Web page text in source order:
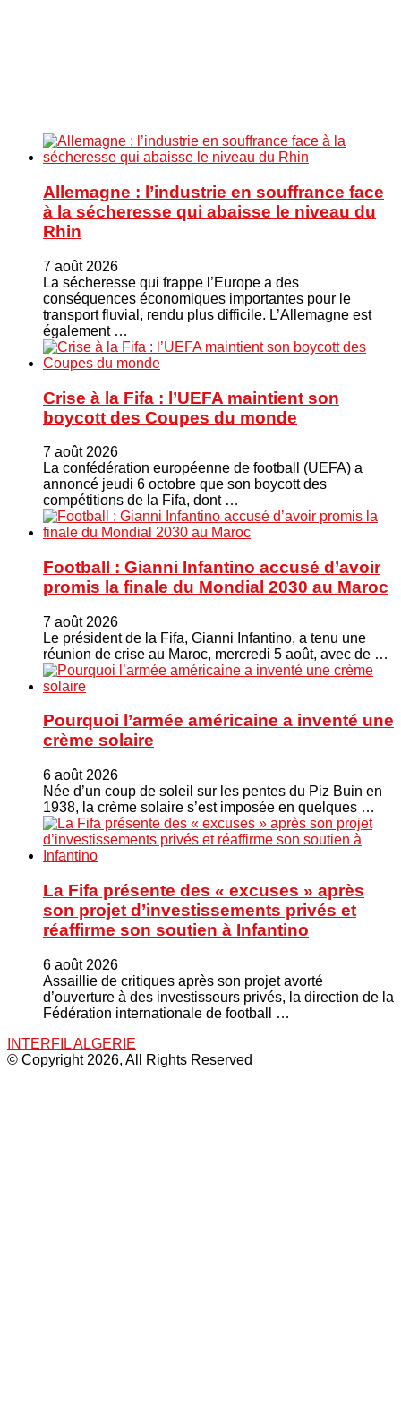
Allemagne : l’industrie en souffrance face
à la sécheresse qui abaisse le niveau du
Rhin
7 août 2026
La sécheresse qui frappe l’Europe a des
conséquences économiques importantes pour le
transport fluvial, rendu plus difficile. L’Allemagne est
également …
Crise à la Fifa : l’UEFA maintient son
boycott des Coupes du monde
7 août 2026
La confédération européenne de football (UEFA) a
annoncé jeudi 6 octobre que son boycott des
compétitions de la Fifa, dont …
Football : Gianni Infantino accusé d’avoir
promis la finale du Mondial 2030 au Maroc
7 août 2026
Le président de la Fifa, Gianni Infantino, a tenu une
réunion de crise au Maroc, mercredi 5 août, avec de …
Pourquoi l’armée américaine a inventé une
crème solaire
6 août 2026
Née d’un coup de soleil sur les pentes du Piz Buin en
1938, la crème solaire s’est imposée en quelques …
La Fifa présente des « excuses » après
son projet d’investissements privés et
réaffirme son soutien à Infantino
6 août 2026
Assaillie de critiques après son projet avorté
d’ouverture à des investisseurs privés, la direction de la
Fédération internationale de football …
INTERFIL ALGERIE
© Copyright 2026, All Rights Reserved